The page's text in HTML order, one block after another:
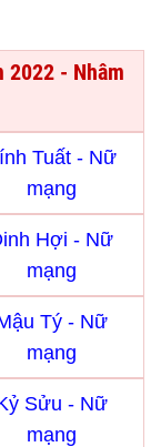
2022 - Nhâm
Tuất - Nữ
mạng
Hợi - Nữ
mạng
Tý - Nữ
mạng
Sửu - Nữ
mạng